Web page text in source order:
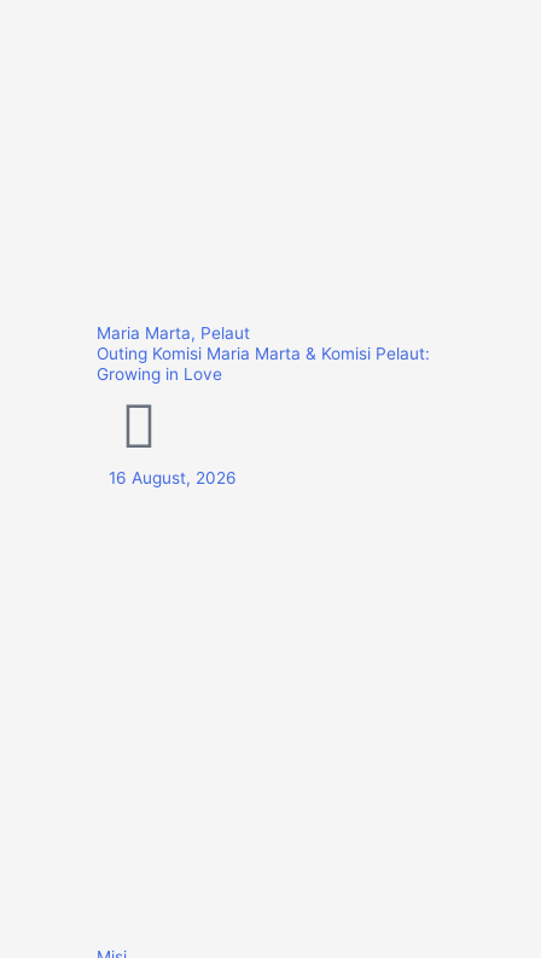
Maria Marta, Pelaut
Outing Komisi Maria Marta & Komisi Pelaut:
Growing in Love
16 August, 2026